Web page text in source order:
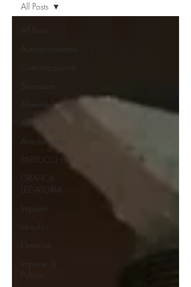
All Posts
Autoriparazione
Comunicazione
Benessere
Alimentari
Artistico
Arredamento
PARRUCCHIERI
GRAFICA
LEGATORIA
Impianti
Idraulici
Elettricisti
Imprese di
Pulizia
All Posts